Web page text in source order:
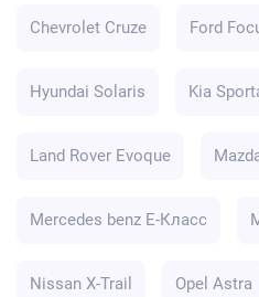
Chevrolet Cruze Ford
Hyundai Solaris Kia
Land Rover Evoque
Mercedes benz E-Класс
Nissan X-Trail Opel Astra